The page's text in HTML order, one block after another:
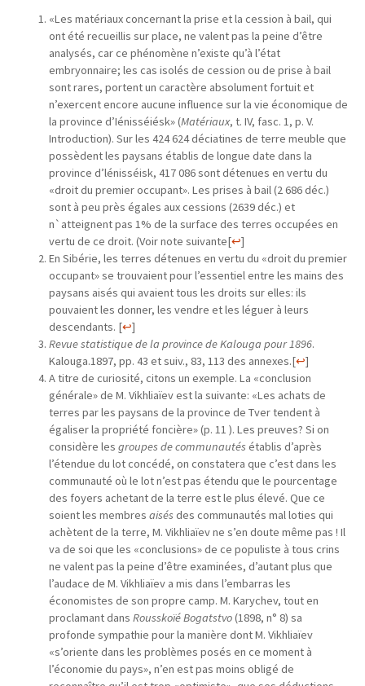
«Les matériaux concernant la prise et la cession à bail, qui
ont été recueillis sur place, ne valent pas la peine d’être
analysés, car ce phénomène n’existe qu’à l’état
embryonnaire; les cas isolés de cession ou de prise à bail
sont rares, portent un caractère absolument fortuit et
n’exercent encore aucune influence sur la vie économique de
la province d’Iénisséiésk» (Matériaux, t. IV, fasc. 1, p. V.
Introduction). Sur les 424 624 déciatines de terre meuble que
possèdent les paysans établis de longue date dans la
province d’lénisséisk, 417 086 sont détenues en vertu du
«droit du premier occupant». Les prises à bail (2 686 déc.)
sont à peu près égales aux cessions (2639 déc.) et
n`atteignent pas 1% de la surface des terres occupées en
vertu de ce droit. (Voir note suivante[↩]
En Sibérie, les terres détenues en vertu du «droit du premier
occupant» se trouvaient pour l’essentiel entre les mains des
paysans aisés qui avaient tous les droits sur elles: ils
pouvaient les donner, les vendre et les léguer à leurs
descendants. [↩]
Revue statistique de la province de Kalouga pour 1896.
Kalouga.1897, pp. 43 et suiv., 83, 113 des annexes.[↩]
A titre de curiosité, citons un exemple. La «conclusion
générale» de M. Vikhliaïev est la suivante: «Les achats de
terres par les paysans de la province de Tver tendent à
égaliser la propriété foncière» (p. 11 ). Les preuves? Si on
considère les groupes de communautés établis d’après
l’étendue du lot concédé, on constatera que c’est dans les
communauté où le lot n’est pas étendu que le pourcentage
des foyers achetant de la terre est le plus élevé. Que ce
soient les membres aisés des communautés mal loties qui
achètent de la terre, M. Vikhliaïev ne s’en doute même pas ! Il
va de soi que les «conclusions» de ce populiste à tous crins
ne valent pas la peine d’être examinées, d’autant plus que
l’audace de M. Vikhliaïev a mis dans l’embarras les
économistes de son propre camp. M. Karychev, tout en
proclamant dans Rousskoïé Bogatstvo(1898, n° 8) sa
profonde sympathie pour la manière dont M. Vikhliaïev
«s’oriente dans les problèmes posés en ce moment à
l’économie du pays», n’en est pas moins obligé de